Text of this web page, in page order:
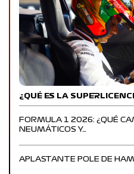
¿QUÉ ES LA
FORMULA 1 2026: ¿QUÉ
NEUMÁTICOS Y…
APLASTANTE POLE DE